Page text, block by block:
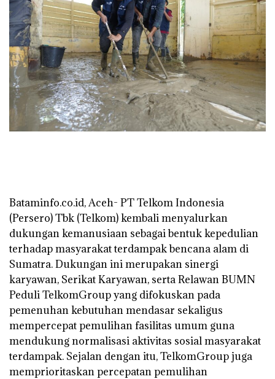
‎Bataminfo.co.id, Aceh- PT Telkom Indonesia
(Persero) Tbk (Telkom) kembali menyalurkan
dukungan kemanusiaan sebagai bentuk kepedulian
terhadap masyarakat terdampak bencana alam di
Sumatra. Dukungan ini merupakan sinergi
karyawan, Serikat Karyawan, serta Relawan BUMN
Peduli TelkomGroup yang difokuskan pada
pemenuhan kebutuhan mendasar sekaligus
mempercepat pemulihan fasilitas umum guna
mendukung normalisasi aktivitas sosial masyarakat
terdampak. Sejalan dengan itu, TelkomGroup juga
memprioritaskan percepatan pemulihan